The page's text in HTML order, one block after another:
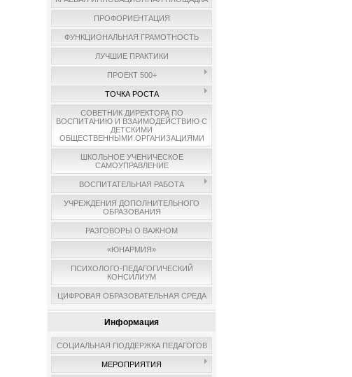
ПРОФОРИЕНТАЦИЯ
ФУНКЦИОНАЛЬНАЯ ГРАМОТНОСТЬ
ЛУЧШИЕ ПРАКТИКИ
ПРОЕКТ 500+
ТОЧКА РОСТА
СОВЕТНИК ДИРЕКТОРА ПО
ВОСПИТАНИЮ И ВЗАИМОДЕЙСТВИЮ С
ДЕТСКИМИ
ОБЩЕСТВЕННЫМИ ОРГАНИЗАЦИЯМИ
ШКОЛЬНОЕ УЧЕНИЧЕСКОЕ
САМОУПРАВЛЕНИЕ
ВОСПИТАТЕЛЬНАЯ РАБОТА
УЧРЕЖДЕНИЯ ДОПОЛНИТЕЛЬНОГО
ОБРАЗОВАНИЯ
РАЗГОВОРЫ О ВАЖНОМ
«ЮНАРМИЯ»
ПСИХОЛОГО-ПЕДАГОГИЧЕСКИЙ
КОНСИЛИУМ
ЦИФРОВАЯ ОБРАЗОВАТЕЛЬНАЯ СРЕДА
Информация
СОЦИАЛЬНАЯ ПОДДЕРЖКА ПЕДАГОГОВ
МЕРОПРИЯТИЯ